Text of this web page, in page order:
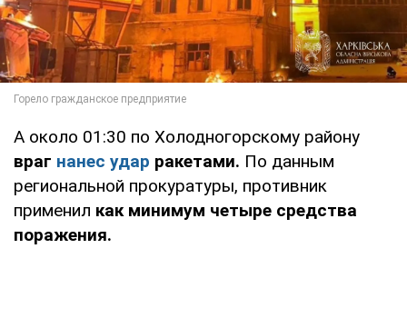
А около 01:30 по Холодногорскому району
враг нанес удар ракетами. По данным
региональной прокуратуры, противник
применил как минимум четыре средства
поражения.